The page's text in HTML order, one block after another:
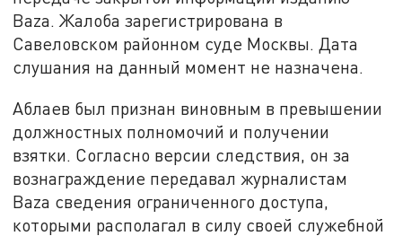
Baza. Жалоба зарегистрирована в
Савеловском районном суде Москвы. Дата
слушания на данный момент не назначена.
Аблаев был признан виновным в превышении
должностных полномочий и получении
взятки. Согласно версии следствия, он за
вознаграждение передавал журналистам
Baza сведения ограниченного доступа,
которыми располагал в силу своей служебной